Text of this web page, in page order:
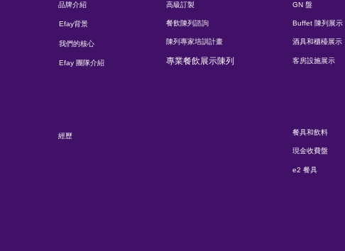
品牌介紹
Efay背景
我們的核心
Efay 團隊介紹
高級訂製
餐飲陳列諮詢
陳列專家培訓計畫
專業餐飲展示陳列
GN 盤
Buffet 陳列展示
酒具和櫃檯展示
客房設施展示
經歷 餐具和飲料
現金收費盤
e2 餐具